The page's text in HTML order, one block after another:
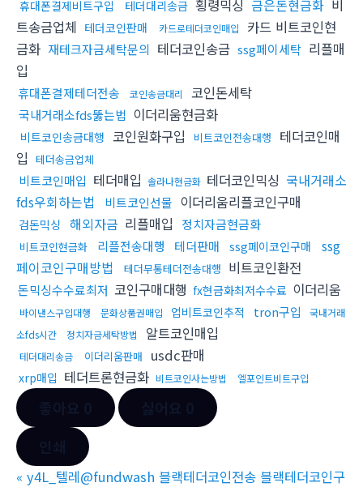
휴대폰결제비트구입 테더대리송금 횡령믹싱 금은돈현금화 비
트송금업체 테더코인판매 카드로테더코인매입
카드 비트코인현
금화 재테크자금세탁문의 테더코인송금 ssg페이세탁 리플매
입
휴대폰결제테더전송 코인송금대리 코인돈세탁
국내거래소fds뚫는법 이더리움현금화
비트코인송금대행 코인원화구입 비트코인전송대행
테더코인매
입 테더송금업체
비트코인매입 테더매입 솔라나현금화 테더코인믹싱 국내거래소
fds우회하는법
비트코인선물 이더리움리플코인구매
검돈믹싱 해외자금 리플매입 정치자금현금화
비트코인현금화 리플전송대행 테더판매 ssg페이코인구매
ssg
페이코인구매방법
테더무통테더전송대행 비트코인환전
돈믹싱수수료최저 코인구매대행 fx현금화최저수수료 이더리움
바이낸스구입대행 문화상품권매입 업비트코인추적 tron구입
국내거래
소fds시간
정치자금세탁방법 알트코인매입
테더대리송금 이더리움판매 usdc판매
xrp매입 테더트론현금화 비트코인사는방법 엘포인트비트구입
« y4L_텔레@fundwash 블랙테더코인전송 블랙테더코인구